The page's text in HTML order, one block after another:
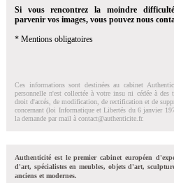
Si vous rencontrez la moindre
parvenir vos images, vous pouvez nous
* Mentions obligatoires
Ces informations sont destinées au cabinet
personnelle n'est collectée à votre insu ni cédée à des
droit d'accés, de modification, de rectification et de
concernant (loi Informatique et Libertés du 6 janvier
la demande par mail à contact@authenticite.fr.
Authenticité est le premier cabinet européen
d'art, spécialistes en meubles, objets d'art,
anciens et modernes.